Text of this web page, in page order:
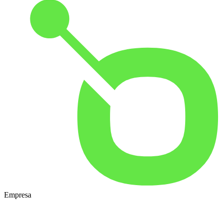
Empresa